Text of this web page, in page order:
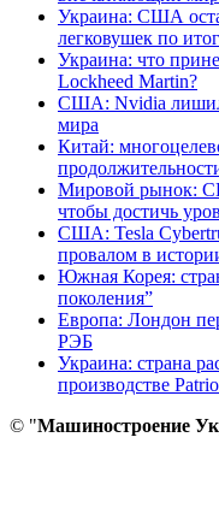
Украина: США
легковушек по
Украина: что
Lockheed Martin?
США: Nvidia
мира
Китай:
Мировой рынок:
чтобы достичь
США: Tesla
провалом в
Южная Корея:
поколения”
Европа: Лондон
РЭБ
Украина: страна
производстве
© "Машиностроение